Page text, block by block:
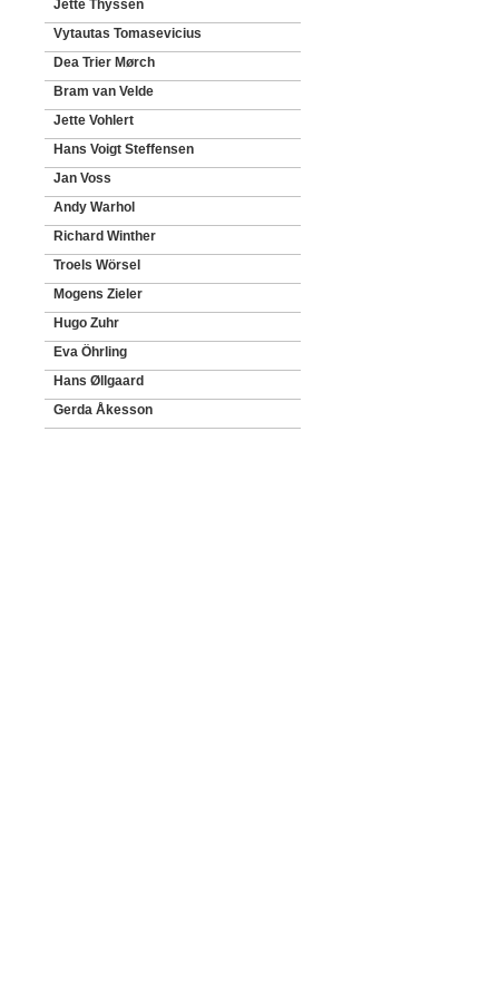
Jette Thyssen
Vytautas Tomasevicius
Dea Trier Mørch
Bram van Velde
Jette Vohlert
Hans Voigt Steffensen
Jan Voss
Andy Warhol
Richard Winther
Troels Wörsel
Mogens Zieler
Hugo Zuhr
Eva Öhrling
Hans Øllgaard
Gerda Åkesson